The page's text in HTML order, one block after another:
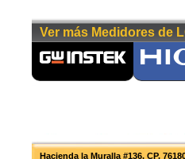
Ver más Medidores de
Hacienda la Muralla #136, CP.